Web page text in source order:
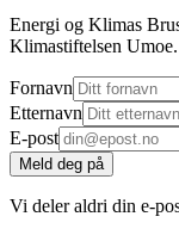
Energi og Klimas
Klimastiftelsen Umoe.
Fornavn
Etternavn
E-post
Meld deg på
Vi deler aldri din e-